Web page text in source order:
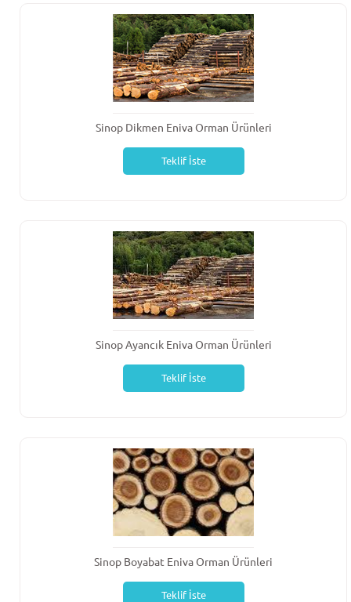
Sinop Dikmen Eniva Orman Ürünleri
Teklif İste
Sinop Ayancık Eniva Orman Ürünleri
Teklif İste
Sinop Boyabat Eniva Orman Ürünleri
Teklif İste